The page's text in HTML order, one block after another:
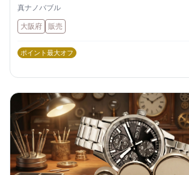
真ナノバブル
大阪府 販売
ポイント最大オフ